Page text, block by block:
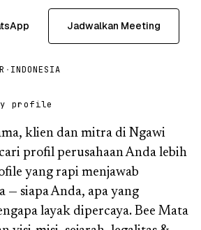
Jadwalkan Meeting
· INDONESIA
profile
klien dan mitra di Ngawi
profil perusahaan Anda lebih
yang rapi menjawab
— siapa Anda, apa yang
layak dipercaya. Bee Mata